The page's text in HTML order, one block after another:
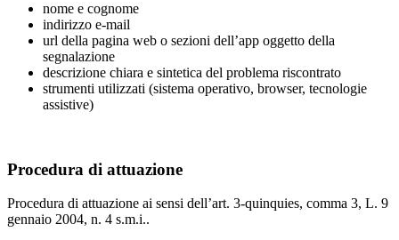
nome e cognome
indirizzo e-mail
url della pagina web o sezioni dell’app oggetto della
segnalazione
descrizione chiara e sintetica del problema riscontrato
strumenti utilizzati (sistema operativo, browser, tecnologie
assistive)
Procedura di attuazione
Procedura di attuazione ai sensi dell’art. 3-quinquies, comma 3, L. 9
gennaio 2004, n. 4 s.m.i..